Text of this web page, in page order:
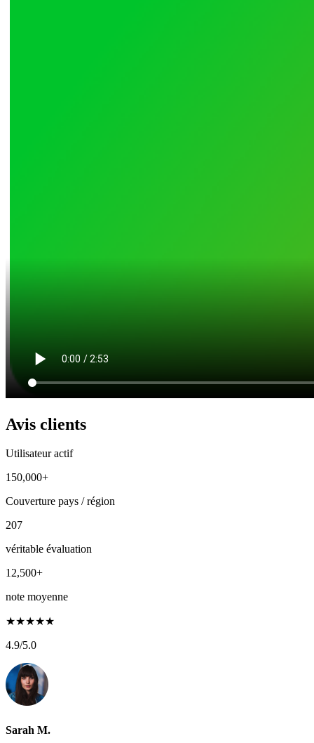
Avis clients
Utilisateur actif
150,000+
Couverture pays / région
207
véritable évaluation
12,500+
note moyenne
★★★★★
4.9/5.0
Sarah M.